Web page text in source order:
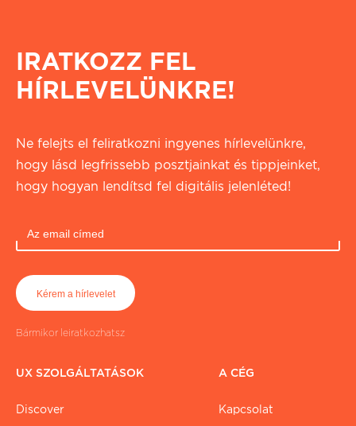
IRATKOZZ FEL
HÍRLEVELÜNKRE!
Ne felejts el feliratkozni ingyenes hírlevelünkre,
hogy lásd legfrissebb posztjainkat és tippjeinket,
hogy hogyan lendítsd fel digitális jelenléted!
Bármikor leiratkozhatsz
UX SZOLGÁLTATÁSOK
Discover
A CÉG
Kapcsolat